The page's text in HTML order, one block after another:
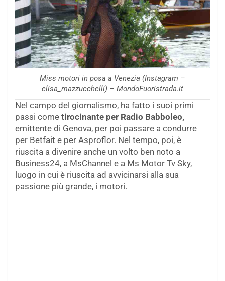
Miss motori in posa a Venezia (Instagram –
elisa_mazzucchelli) – MondoFuoristrada.it
Nel campo del giornalismo, ha fatto i suoi primi
passi come tirocinante per Radio Babboleo,
emittente di Genova, per poi passare a condurre
per Betfait e per Asproflor. Nel tempo, poi, è
riuscita a divenire anche un volto ben noto a
Business24, a MsChannel e a Ms Motor Tv Sky,
luogo in cui è riuscita ad avvicinarsi alla sua
passione più grande, i motori.